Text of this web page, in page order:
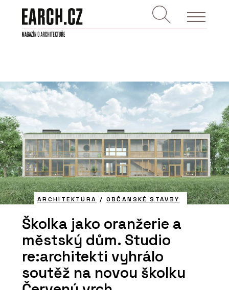
ARCHITEKTURA / OBČANSKÉ STAVBY
Školka jako oranžerie a
městský dům. Studio
re:architekti vyhrálo
soutěž na novou školku